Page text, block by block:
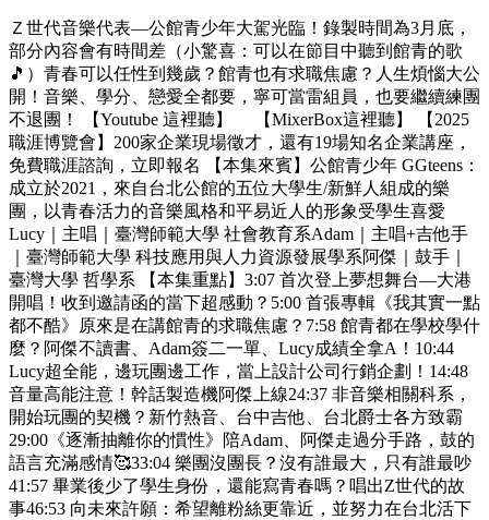
Ｚ世代音樂代表—公館青少年大駕光臨！錄製時間為3月底，
部分內容會有時間差（小驚喜：可以在節目中聽到館青的歌
🎵）青春可以任性到幾歲？館青也有求職焦慮？人生煩惱大公
開！音樂、學分、戀愛全都要，寧可當雷組員，也要繼續練團
不退團！ 【Youtube 這裡聽】 【MixerBox這裡聽】 【2025
職涯博覽會】200家企業現場徵才，還有19場知名企業講座，
免費職涯諮詢，立即報名 【本集來賓】公館青少年 GGteens：
成立於2021，來自台北公館的五位大學生/新鮮人組成的樂
團，以青春活力的音樂風格和平易近人的形象受學生喜愛
Lucy｜主唱｜臺灣師範大學 社會教育系Adam｜主唱+吉他手
｜臺灣師範大學 科技應用與人力資源發展學系阿傑｜鼓手｜
臺灣大學 哲學系 【本集重點】3:07 首次登上夢想舞台—大港
開唱！收到邀請函的當下超感動？5:00 首張專輯《我其實一點
都不酷》原來是在講館青的求職焦慮？7:58 館青都在學校學什
麼？阿傑不讀書、Adam簽二一單、Lucy成績全拿A！10:44
Lucy超全能，邊玩團邊工作，當上設計公司行銷企劃！14:48
音量高能注意！幹話製造機阿傑上線24:37 非音樂相關科系，
開始玩團的契機？新竹熱音、台中吉他、台北爵士各方致霸
29:00《逐漸抽離你的慣性》陪Adam、阿傑走過分手路，鼓的
語言充滿感情🥰33:04 樂團沒團長？沒有誰最大，只有誰最吵
41:57 畢業後少了學生身份，還能寫青春嗎？唱出Z世代的故
事46:53 向未來許願：希望離粉絲更靠近，並努力在台北活下